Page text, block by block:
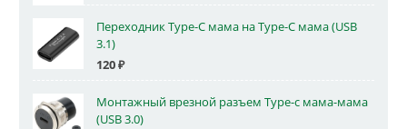
Переходник Type-C мама на Type-C мама (USB
3.1)
120₽
Монтажный врезной разъем Type-c мама-мама
(USB 3.0)